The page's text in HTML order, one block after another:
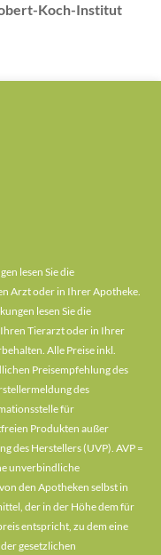
Koch-Institut
lesen Sie die
Arzt oder in Ihrer Apotheke.
lesen Sie die
Tierarzt oder in Ihrer
Alle Preise inkl.
Preisempfehlung des
des
für
Produkten außer
des Herstellers (UVP). AVP =
unverbindliche
den Apotheken selbst in
der in der Höhe dem für
entspricht, zu dem eine
gesetzlichen